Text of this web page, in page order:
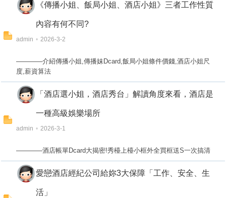
《傳播小姐、飯局小姐、酒店小姐》三者工作性質
內容有何不同?
admin • 2026-3-2
————介紹傳播小姐,傳播妹Dcard,飯局小姐條件價錢,酒店小姐尺
度,薪資算法
「酒店選小姐，酒店秀台」解讀角度來看，酒店是
一種高級娛樂場所
admin • 2026-3-1
————酒店帳單Dcard大揭密!秀檯上檯小框外全買框送S一次搞清
愛戀酒店經紀公司給妳3大保障「工作、安全、生
活」